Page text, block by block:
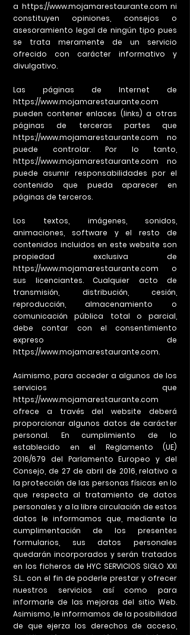
a https://www.mojamarestaurante.com ni
constituyen opiniones, consejos o
asesoramiento legal de ningún tipo pues
se trata meramente de un servicio
ofrecido con carácter informativo y
divulgativo.
Las páginas de Internet de
https://www.mojamarestaurante.com
pueden contener enlaces (links) a otras
páginas de terceras partes que
https://www.mojamarestaurante.com no
puede controlar. Por lo tanto,
https://www.mojamarestaurante.com no
puede asumir responsabilidades por el
contenido que pueda aparecer en
páginas de terceros.
Los textos, imágenes, sonidos,
animaciones, software y el resto de
contenidos incluidos en este website son
propiedad exclusiva de
https://www.mojamarestaurante.com o
sus licenciantes. Cualquier acto de
transmisión, distribución, cesión,
reproducción, almacenamiento o
comunicación pública total o parcial,
debe contar con el consentimiento
expreso de
https://www.mojamarestaurante.com.
Asimismo, para acceder a algunos de los
servicios que
https://www.mojamarestaurante.com
ofrece a través del website deberá
proporcionar algunos datos de carácter
personal. En cumplimiento de lo
establecido en el Reglamento (UE)
2016/679 del Parlamento Europeo y del
Consejo, de 27 de abril de 2016, relativo a
la protección de las personas físicas en lo
que respecta al tratamiento de datos
personales y a la libre circulación de estos
datos le informamos que, mediante la
cumplimentación de los presentes
formularios, sus datos personales
quedarán incorporados y serán tratados
en los ficheros de HYC SERVICIOS SIGLO XXI
S.L.. con el fin de poderle prestar y ofrecer
nuestros servicios así como para
informarle de las mejoras del sitio Web.
Asimismo, le informamos de la posibilidad
de que ejerza los derechos de acceso,